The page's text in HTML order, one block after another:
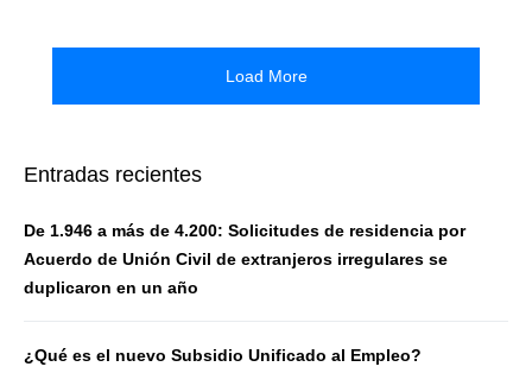
Load More
Entradas recientes
De 1.946 a más de 4.200: Solicitudes de residencia por
Acuerdo de Unión Civil de extranjeros irregulares se
duplicaron en un año
¿Qué es el nuevo Subsidio Unificado al Empleo?